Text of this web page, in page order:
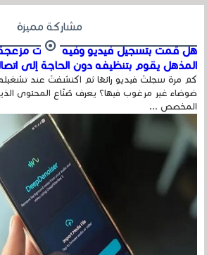
مشاركة مميزة
هل قمت بتسجيل فيديو وفيه أصوت مزعجة
المذهل يقوم بتنظيفه دون الحاجة إلى اتصال
كم مرة سجلتَ فيديو رائعًا ثم اكتشفتَ عند
ضوضاء غير مرغوب فيها؟ يعرف صُنّاع المحتوى
المخصص ...